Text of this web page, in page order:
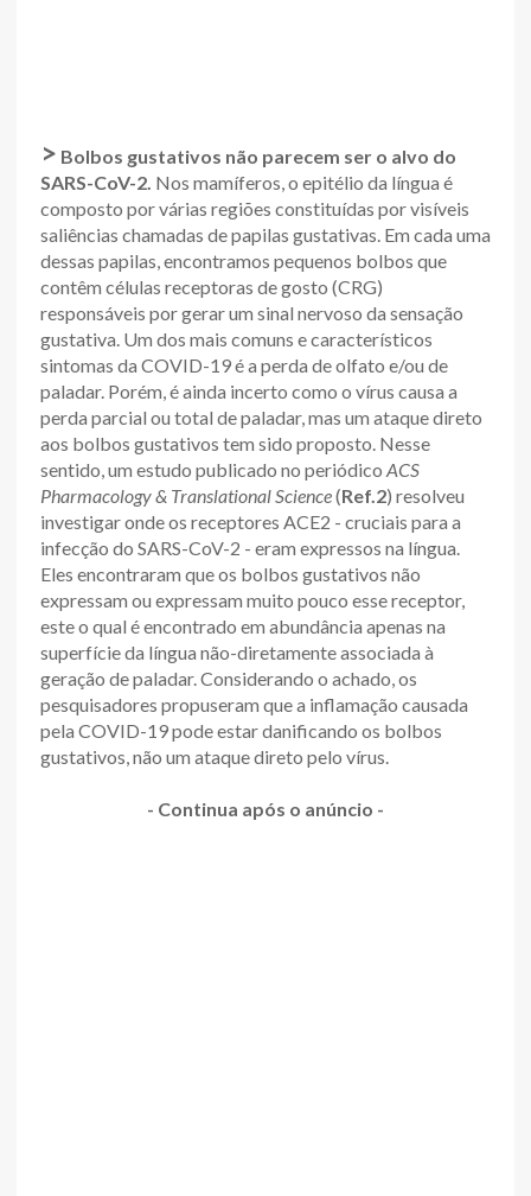
> Bolbos gustativos não parecem ser o alvo do
SARS-CoV-2. Nos mamíferos, o epitélio da língua é
composto por várias regiões constituídas por visíveis
saliências chamadas de papilas gustativas. Em cada uma
dessas papilas, encontramos pequenos bolbos que
contêm células receptoras de gosto (CRG)
responsáveis por gerar um sinal nervoso da sensação
gustativa. Um dos mais comuns e característicos
sintomas da COVID-19 é a perda de olfato e/ou de
paladar. Porém, é ainda incerto como o vírus causa a
perda parcial ou total de paladar, mas um ataque direto
aos bolbos gustativos tem sido proposto. Nesse
sentido, um estudo publicado no periódico ACS
Pharmacology & Translational Science(Ref.2) resolveu
investigar onde os receptores ACE2 - cruciais para a
infecção do SARS-CoV-2 - eram expressos na língua.
Eles encontraram que os bolbos gustativos não
expressam ou expressam muito pouco esse receptor,
este o qual é encontrado em abundância apenas na
superfície da língua não-diretamente associada à
geração de paladar. Considerando o achado, os
pesquisadores propuseram que a inflamação causada
pela COVID-19 pode estar danificando os bolbos
gustativos, não um ataque direto pelo vírus.
- Continua após o anúncio -